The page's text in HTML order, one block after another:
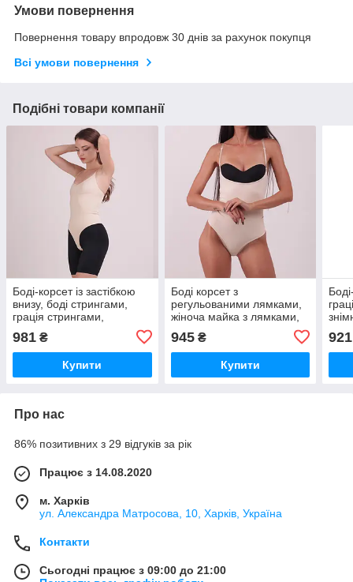
Умови повернення
Повернення товару впродовж 30 днів за рахунок покупця
Всі умови повернення
Подібні товари компанії
Боді-корсет із застібкою
внизу, боді стрингами,
грація стрингами,
981 ₴
Купити
Боді корсет з
регульованими лямками,
жіноча майка з лямками,
(2117)
945₴
Купити
921
Про нас
86% позитивних з 29 відгуків за рік
Працює з 14.08.2020
м. Харків
ул. Александра Матросова, 10, Харків, Україна
Контакти
Сьогодні працює з 09:00 до 21:00